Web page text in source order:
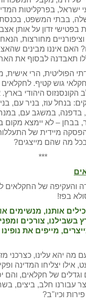
ישראל, בפרקליטות
בבתי המשפט,
בפטישי זדון על אותן
מחורצות,
האם איננו מבינים
תאבדנה לבסוף את
הפוליטית, הרי אישית,
גוש קטיף.
הקונסנזוס היהודי
בנחל עוז, בניר עם,
בדפנה, במשגב עם,
בבחן – לא יימצא מקום
מיידית של
מה שהם מייצגים?
***
והעקיפה של החקלאים
בפז!
אותנו, מנשימים
בשבילנו, צורכים
מייפים את
יהא עלינו, כצרכני
אילו יצליחו המדינה
וגדלים של חקלאים, והם
עבורנו חלב, ביצים,
וכיו"ב?